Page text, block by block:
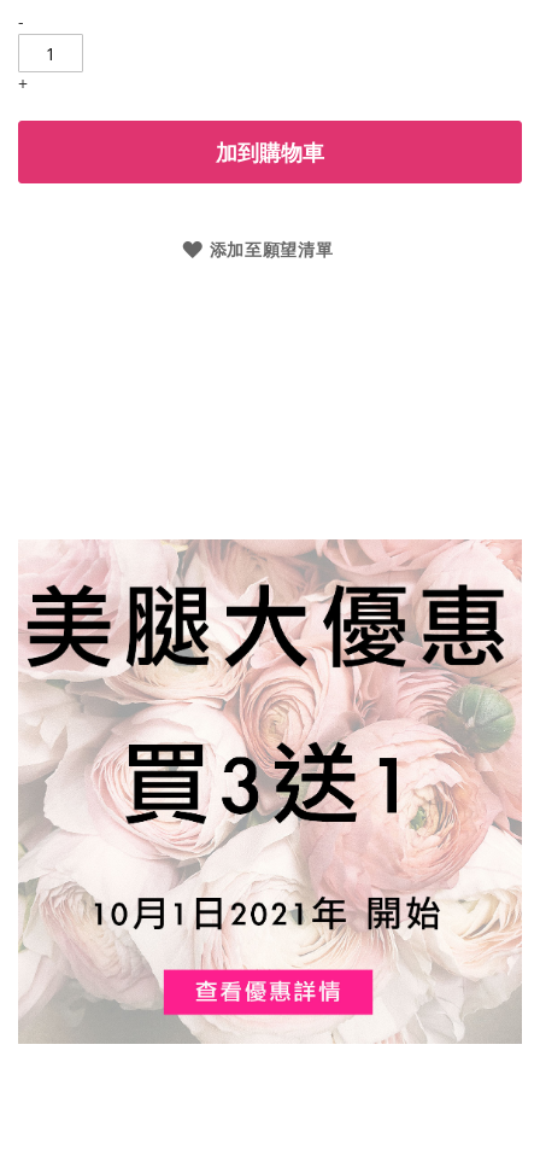
-
+
加到購物車
添加至願望清單